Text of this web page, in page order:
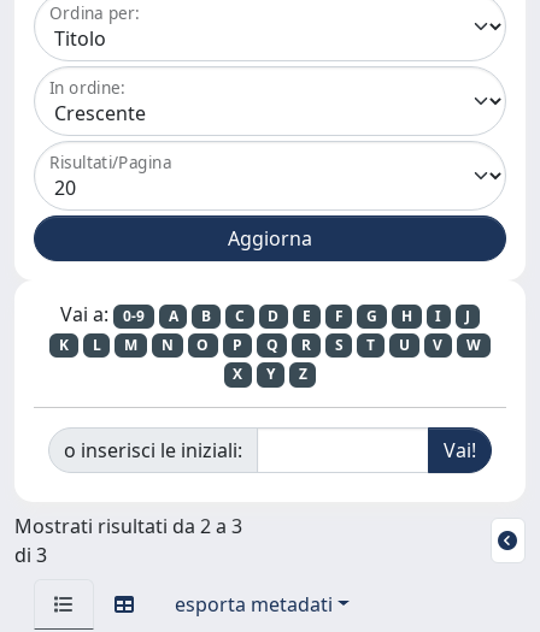
Ordina per:
In ordine:
Risultati/Pagina
Vai a: 0-9 A B C D E F G H I
J
K
L M N O P Q R S T U V
W
X
Y Z
o inserisci le iniziali:
Mostrati risultati da 2 a 3
di 3
esporta metadati